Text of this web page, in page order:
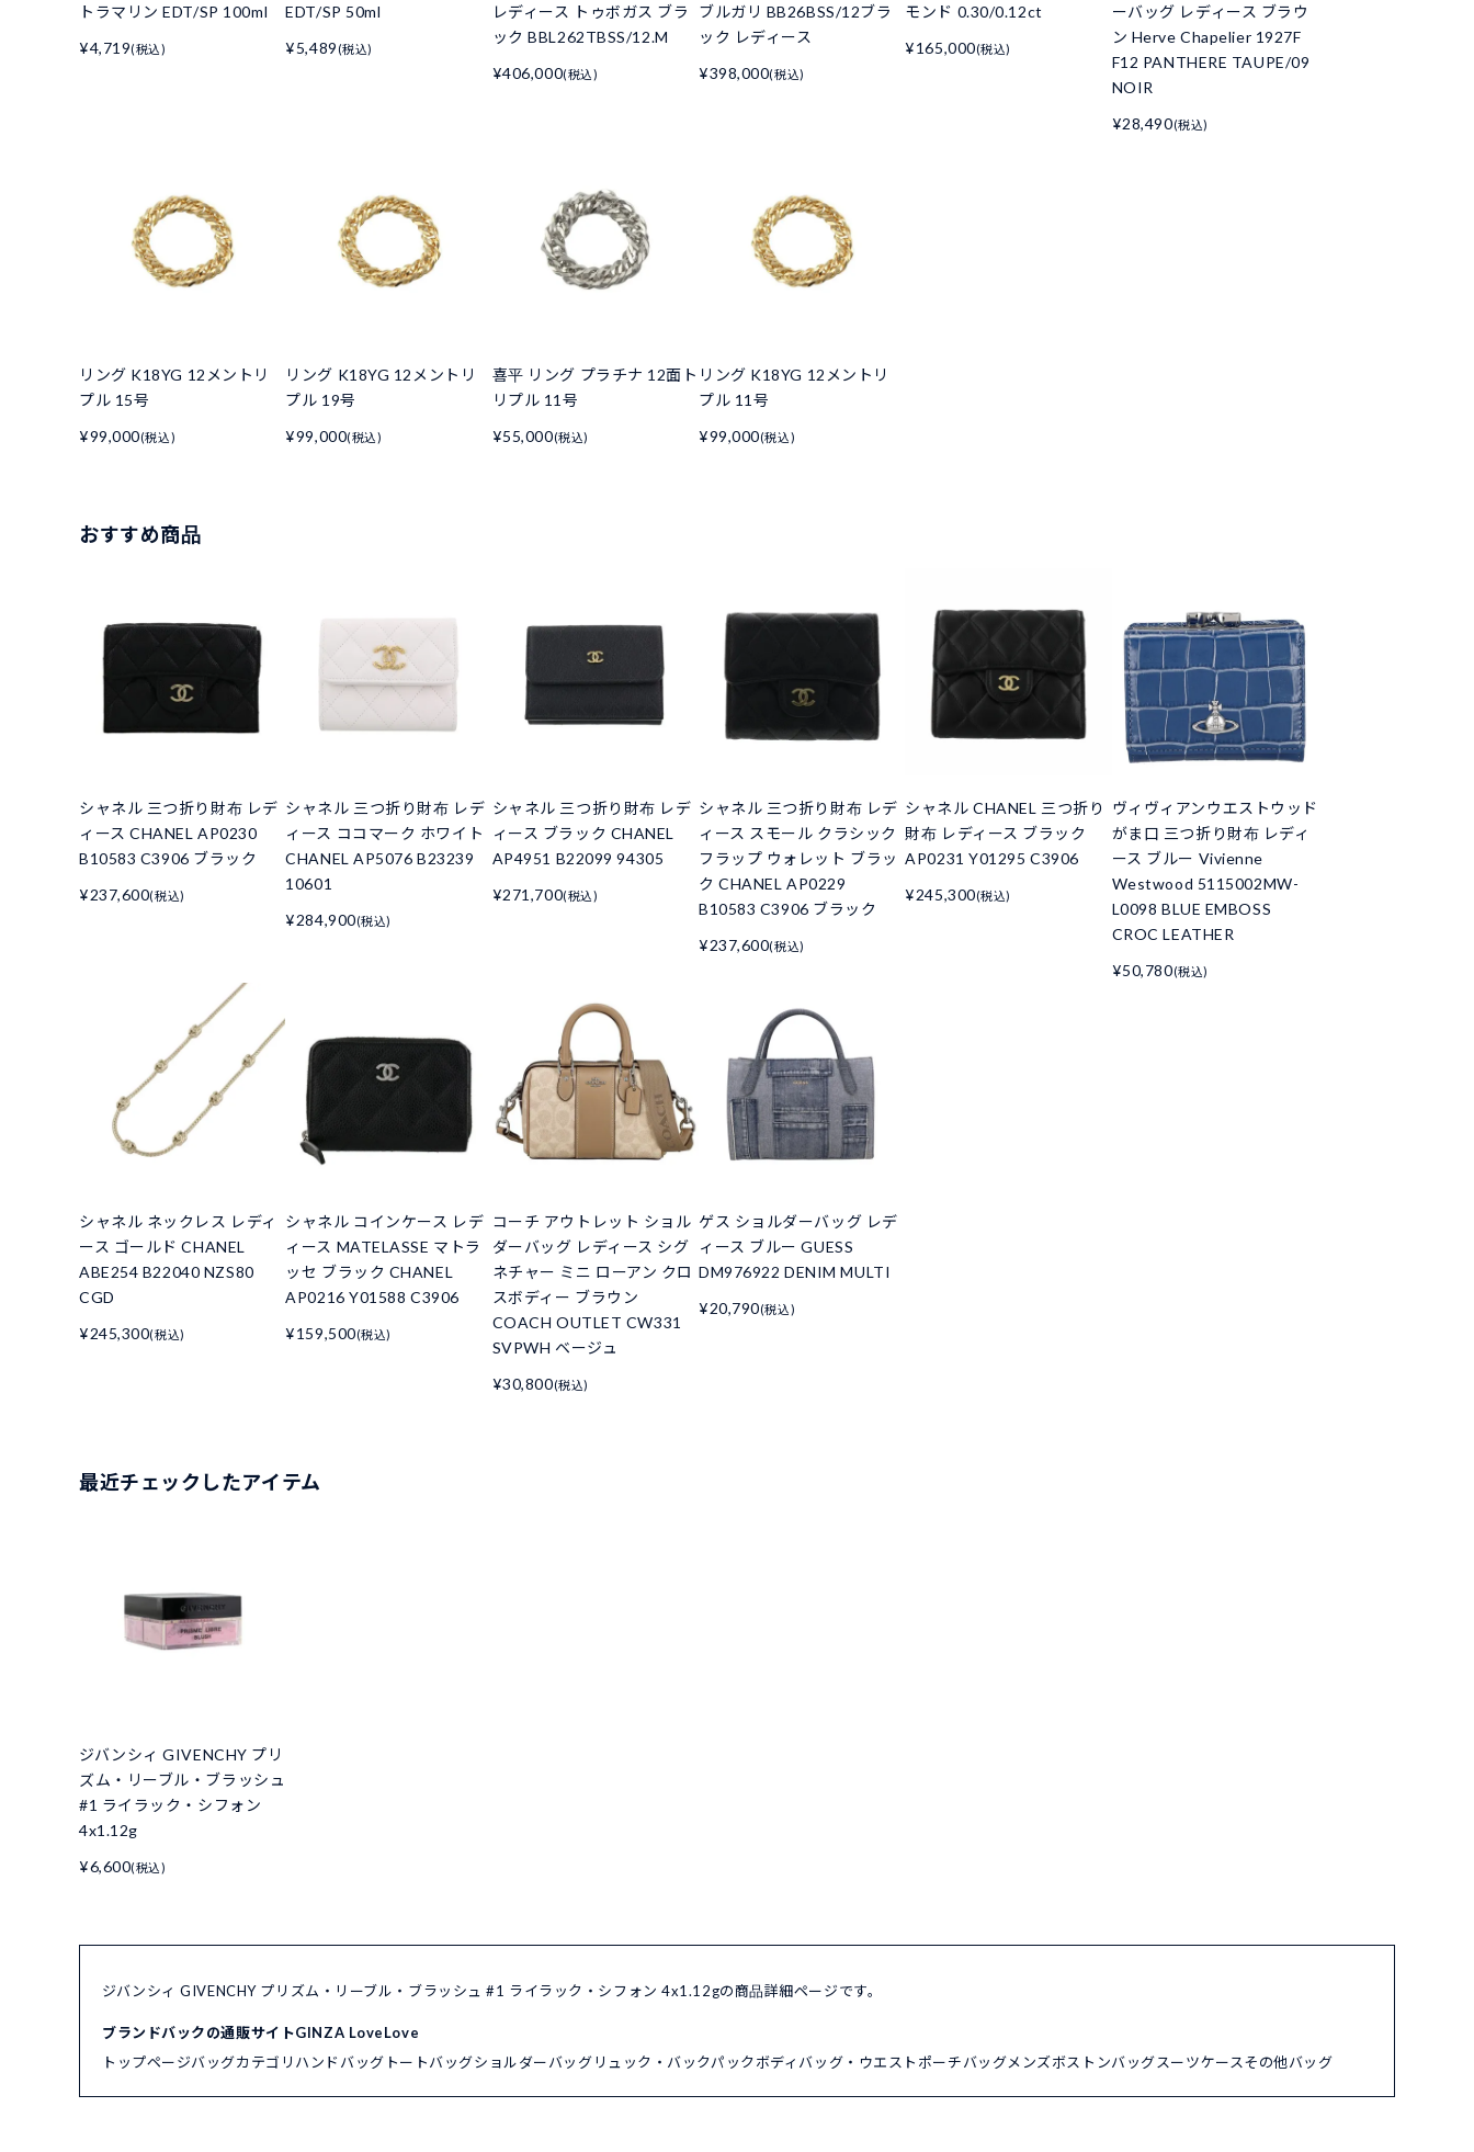
トラマリン EDT/SP 100ml
¥4,719(税込)
EDT/SP 50ml
¥5,489 (税込)
レディース トゥボガス ブラ
ック BBL262TBSS/12.M
¥406,000(税込)
ブルガリ BB26BSS/12ブラ
ック レディース
¥398,000(税込)
モンド 0.30/0.12ct
¥165,000(税込)
ーバッグ レディース ブラウ
ン Herve Chapelier 1927F
F12 PANTHERE TAUPE/09
NOIR
¥28,490(税込)
リング K18YG 12メントリ
プル 15号
¥99,000(税込)
リング K18YG 12メントリ
プル 19号
¥99,000(税込)
喜平 リング プラチナ 12面ト
リプル 11号
¥55,000(税込)
リング K18YG 12メントリ
プル 11号
¥99,000(税込)
おすすめ商品
シャネル 三つ折り財布 レデ
ィース CHANEL AP0230
B10583 C3906 ブラック
¥237,600(税込)
シャネル 三つ折り財布 レデ
ィース ココマーク ホワイト
CHANEL AP5076 B23239
10601
¥284,900(税込)
シャネル 三つ折り財布 レデ
ィース ブラック CHANEL
AP4951 B22099 94305
¥271,700(税込)
シャネル 三つ折り財布 レデ
ィース スモール クラシック
フラップ ウォレット ブラッ
ク CHANEL AP0229
B10583 C3906 ブラック
¥237,600(税込)
シャネル CHANEL 三つ折り
財布 レディース ブラック
AP0231 Y01295 C3906
¥245,300(税込)
ヴィヴィアンウエストウッド
がま口 三つ折り財布 レディ
ース ブルー Vivienne
Westwood 5115002MW-
L0098 BLUE EMBOSS
CROC LEATHER
¥50,780(税込)
シャネル ネックレス レディ
ース ゴールド CHANEL
ABE254 B22040 NZS80
CGD
¥245,300(税込)
シャネル コインケース レデ
ィース MATELASSE マトラ
ッセ ブラック CHANEL
AP0216 Y01588 C3906
¥159,500(税込)
コーチ アウトレット ショル
ダーバッグ レディース シグ
ネチャー ミニ ローアン クロ
スボディー ブラウン
COACH OUTLET CW331
SVPWH ベージュ
¥30,800(税込)
ゲス ショルダーバッグ レデ
ィース ブルー GUESS
DM976922 DENIM MULTI
¥20,790(税込)
最近チェックしたアイテム
ジバンシィ GIVENCHY プリ
ズム・リーブル・ブラッシュ
#1 ライラック・シフォン
4x1.12g
¥6,600(税込)
ジバンシィ GIVENCHY プリズム・リーブル・ブラッシュ #1 ライラック・シフォン 4x1.12gの商品詳細ページです。
ブランドバックの通販サイトGINZA LoveLove
トップページバッグカテゴリ ハンドバッグ トートバッグショルダーバッグリュック・バックパックボディバッグ・ウエストポーチバッグメンズボストンバッグスーツケースその他バッグ